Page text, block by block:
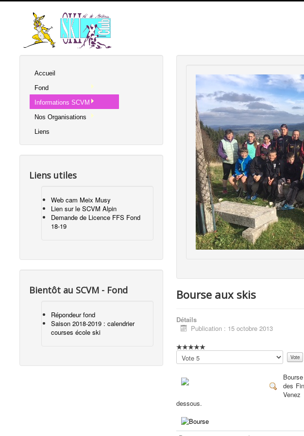
Accueil
Fond
Informations SCVM
Nos Organisations
Liens
Liens utiles
Web cam Meix Musy
Lien sur le SCVM Alpin
Demande de Licence FFS Fond
18-19
Bientôt au SCVM - Fond
Répondeur fond
Saison 2018-2019 : calendrier
courses école ski
Bourse aux skis
Détails
Publication : 15 octobre 2013
Veuillez
voter
des
dessous.